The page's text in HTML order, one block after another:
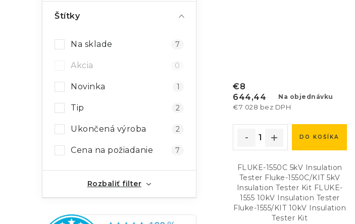
Štítky
Na sklade 7
Akcia 0
Novinka 1
Tip 2
Ukončená výroba 2
Cena na požiadanie 7
Rozbaliť filter
Na objednávku
€7 028 bez DPH
€8
644,44
DO KOŠÍKA
FLUKE-1550C 5kV Insulation
Tester Fluke-1550C/KIT 5kV
Insulation Tester Kit FLUKE-
1555 10kV Insulation Tester
Fluke-1555/KIT 10kV Insulation
Tester Kit